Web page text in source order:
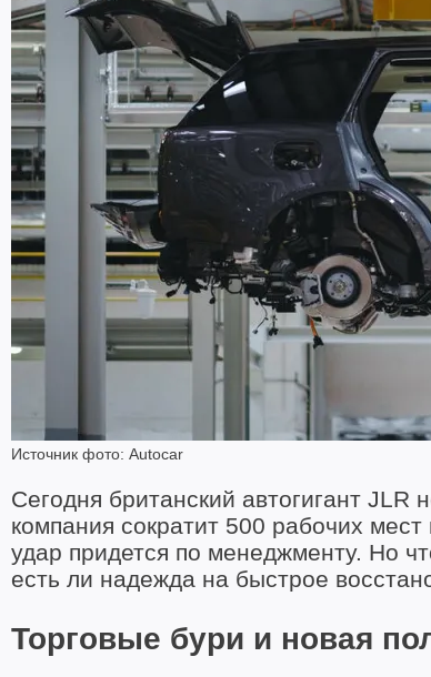
Источник фото: Autocar
Сегодня британский автогигант
компания сократит 500 рабочих
удар придется по менеджменту. Но
есть ли надежда на быстрое
Торговые бури и новая